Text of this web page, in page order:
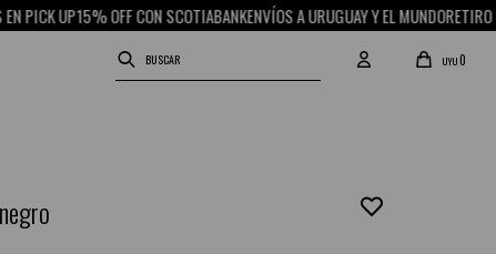
UP15% OFF CON SCOTIABANKENVÍOS A URUGUAY Y EL MUNDORETIRO
UYU0